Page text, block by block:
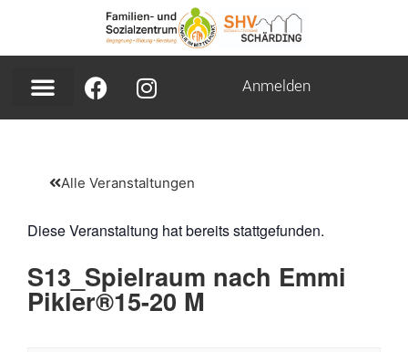
Anmelden
Alle Veranstaltungen
Diese Veranstaltung hat bereits stattgefunden.
S13_Spielraum nach Emmi
Pikler®15-20 M